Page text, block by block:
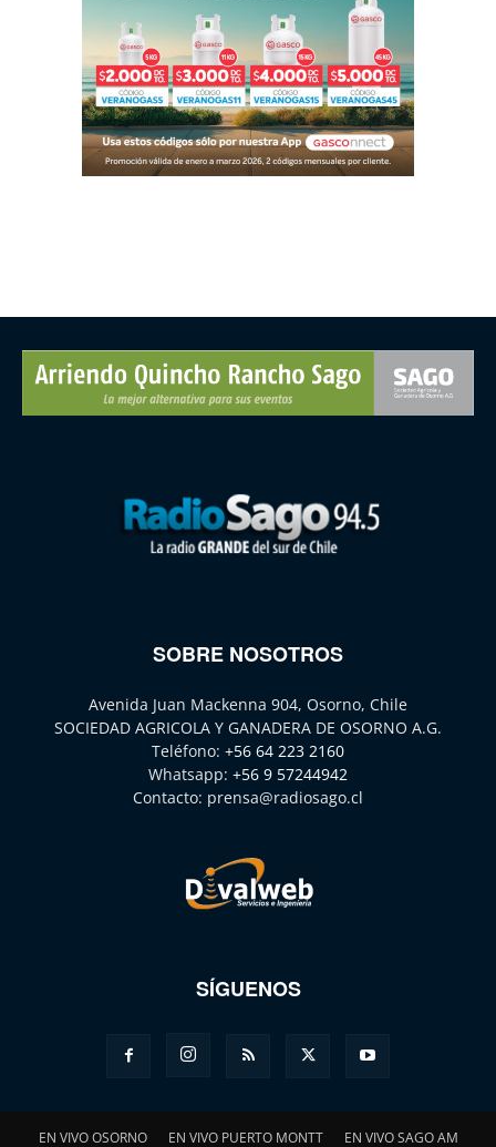
SOBRE NOSOTROS
Avenida Juan Mackenna 904, Osorno, Chile
SOCIEDAD AGRICOLA Y GANADERA DE OSORNO A.G.
Teléfono: +56 64 223 2160
Whatsapp: +56 9 57244942
Contacto: prensa@radiosago.cl
SÍGUENOS
EN VIVO OSORNO EN VIVO PUERTO MONTT EN VIVO SAGO AM